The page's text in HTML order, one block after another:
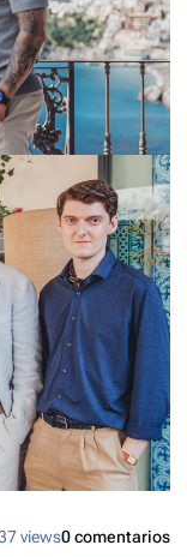
views0 comentarios